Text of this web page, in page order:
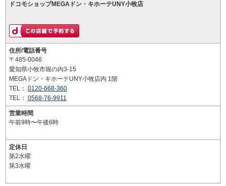
ドコモショップMEGAドン・キホーテUNY小牧店
住所/電話番号
〒485-0046
愛知県小牧市堀の内3-15
MEGAドン・キホーテUNY小牧店内 1階
TEL： 0120-668-360
TEL： 0568-76-9911
営業時間
午前9時〜午後6時
定休日
第2水曜
第3水曜